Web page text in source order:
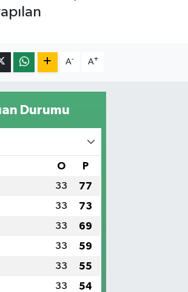
A- A+
Durumu
O P
33 77
33 73
33 69
33 59
33 55
33 54